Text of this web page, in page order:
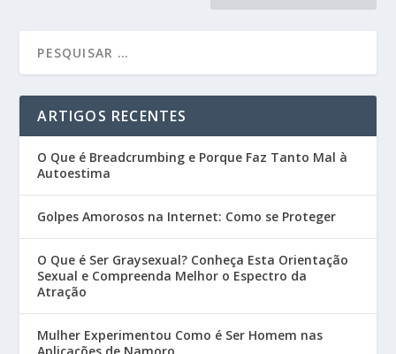
ARTIGOS RECENTES
O Que é Breadcrumbing e Porque Faz Tanto Mal à
Autoestima
Golpes Amorosos na Internet: Como se Proteger
O Que é Ser Graysexual? Conheça Esta Orientação
Sexual e Compreenda Melhor o Espectro da
Atração
Mulher Experimentou Como é Ser Homem nas
Aplicações de Namoro